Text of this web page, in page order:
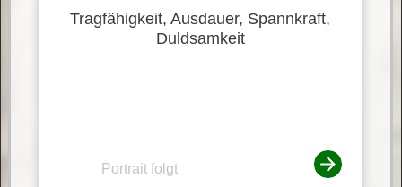
Tragfähigkeit, Ausdauer, Spannkraft,
Duldsamkeit
Portrait folgt